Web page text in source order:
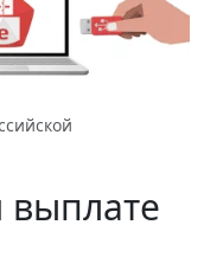
выплате